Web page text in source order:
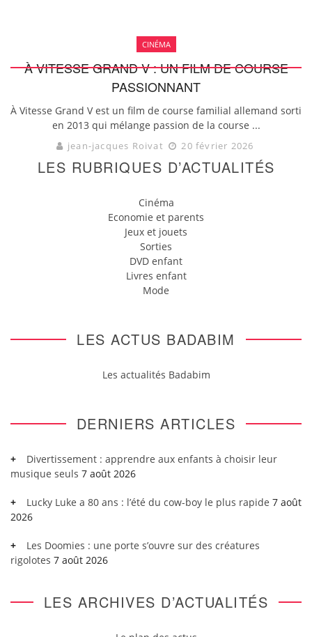
CINÉMA
À VITESSE GRAND V : UN FILM DE COURSE
PASSIONNANT
À Vitesse Grand V est un film de course familial allemand sorti
en 2013 qui mélange passion de la course ...
jean-jacques Roivat 20 février 2026
LES RUBRIQUES D’ACTUALITÉS
Cinéma
Economie et parents
Jeux et jouets
Sorties
DVD enfant
Livres enfant
Mode
LES ACTUS BADABIM
Les actualités Badabim
DERNIERS ARTICLES
Divertissement : apprendre aux enfants à choisir leur
musique seuls 7 août 2026
Lucky Luke a 80 ans : l’été du cow-boy le plus rapide 7 août
2026
Les Doomies : une porte s’ouvre sur des créatures
rigolotes 7 août 2026
LES ARCHIVES D’ACTUALITÉS